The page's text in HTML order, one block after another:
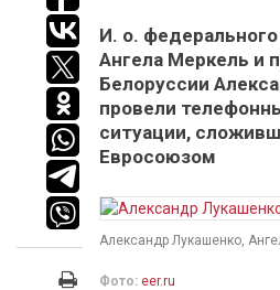
И. о.
Ангела Меркель и
Белоруссии
провели
ситуации,
Евросоюзом
Александр Лукашенко,
Фото: eer.ru